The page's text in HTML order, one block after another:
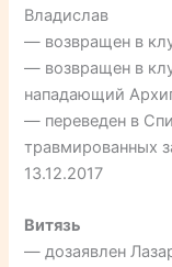
Владислав
— возвращен в
— возвращен в
нападающий
— переведен в
травмированных
13.12.2017
Витязь
— дозаявлен